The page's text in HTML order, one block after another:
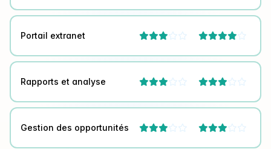
Portail extranet  
Rapports et analyse  
Gestion des opportunités  